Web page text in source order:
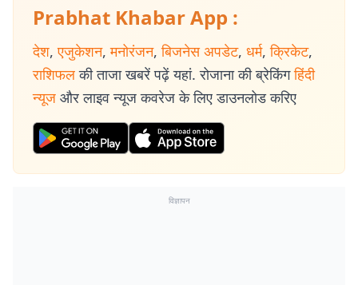
Prabhat Khabar App :
देश, एजुकेशन, मनोरंजन, बिजनेस अपडेट, धर्म, क्रिकेट,
राशिफल की ताजा खबरें पढ़ें यहां. रोजाना की ब्रेकिंग हिंदी
न्यूज और लाइव न्यूज कवरेज के लिए डाउनलोड करिए
विज्ञापन